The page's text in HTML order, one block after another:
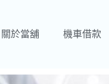
關於當舖 機車借款